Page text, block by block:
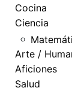
Cocina
Ciencia
Arte /
Aficiones
Salud